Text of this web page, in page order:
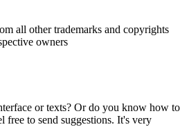
all other trademarks and copyrights
owners
or texts? Or do you know how to
to send suggestions. It's very